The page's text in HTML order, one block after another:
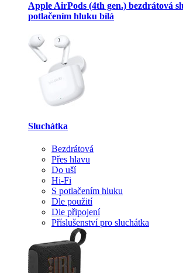
Apple AirPods (4th gen.) bezdrátová
potlačením hluku bílá
Sluchátka
Bezdrátová
Přes hlavu
Do uší
Hi-Fi
S potlačením hluku
Dle použití
Dle připojení
Příslušenství pro sluchátka